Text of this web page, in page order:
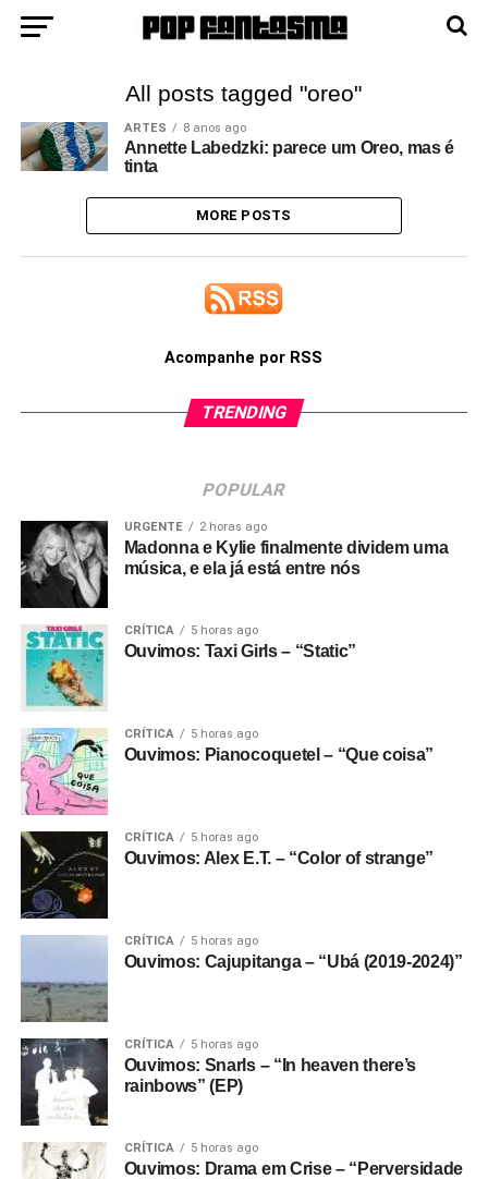
All posts tagged "oreo"
ARTES 8 anos ago
Annette Labedzki: parece um Oreo, mas é
tinta
MORE POSTS
Acompanhe por RSS
TRENDING
POPULAR
URGENTE 2 horas ago
Madonna e Kylie finalmente dividem uma
música, e ela já está entre nós
CRÍTICA 5 horas ago
Ouvimos: Taxi Girls – “Static”
CRÍTICA 5 horas ago
Ouvimos: Pianocoquetel – “Que coisa”
CRÍTICA 5 horas ago
Ouvimos: Alex E.T. – “Color of strange”
CRÍTICA 5 horas ago
Ouvimos: Cajupitanga – “Ubá (2019-2024)”
CRÍTICA 5 horas ago
Ouvimos: Snarls – “In heaven there’s
rainbows” (EP)
CRÍTICA 5 horas ago
Ouvimos: Drama em Crise – “Perversidade